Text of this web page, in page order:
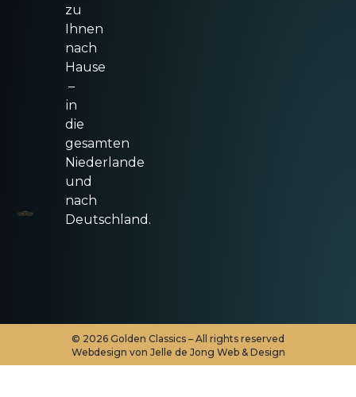
zu
Ihnen
nach
Hause
–
in
die
gesamten
Niederlande
und
nach
Deutschland.
© 2026 Golden Classics – All rights reserved
Webdesign von Jelle de Jong Web & Design